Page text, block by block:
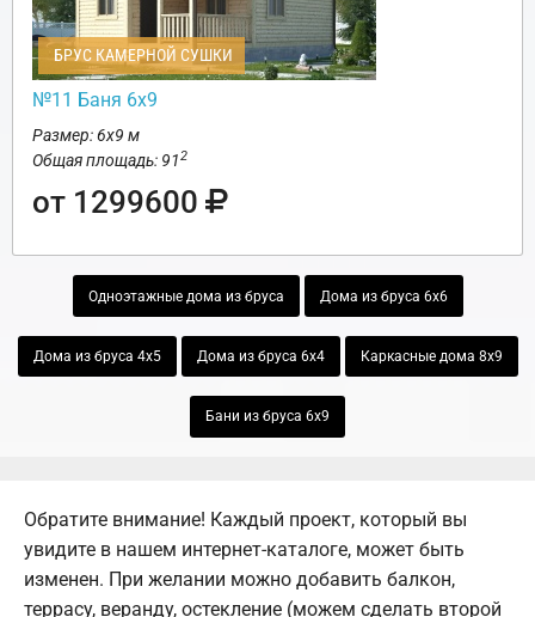
БРУС КАМЕРНОЙ СУШКИ
№11 Баня 6х9
Размер: 6х9 м
Общая площадь: 912
от 1299600
Одноэтажные дома из бруса Дома из бруса 6х6
Дома из бруса 4х5 Дома из бруса 6х4 Каркасные дома 8х9
Бани из бруса 6х9
Обратите внимание! Каждый проект, который вы
увидите в нашем интернет-каталоге, может быть
изменен. При желании можно добавить балкон,
террасу, веранду, остекление (можем сделать второй